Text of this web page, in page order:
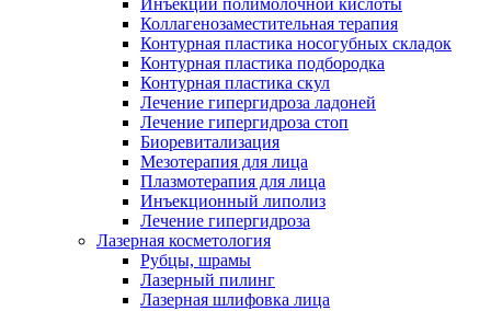
Коллагенозаместительная терапия
Контурная пластика носогубных складок
Контурная пластика подбородка
Контурная пластика скул
Лечение гипергидроза ладоней
Лечение гипергидроза стоп
Биоревитализация
Мезотерапия для лица
Плазмотерапия для лица
Инъекционный липолиз
Лечение гипергидроза
Лазерная косметология
Рубцы, шрамы
Лазерный пилинг
Лазерная шлифовка лица